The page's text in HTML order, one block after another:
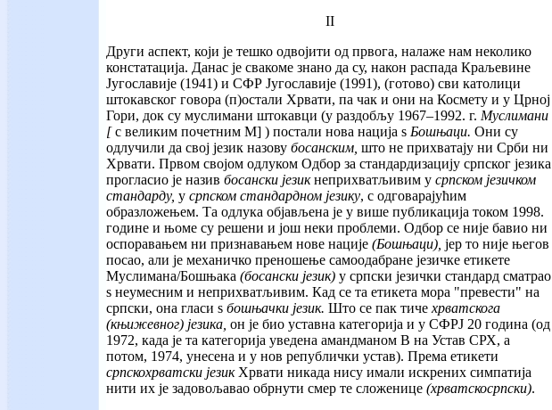
II
Други аспект, који је тешко одвојити од првога, налаже нам неколико
констатација. Данас је свакоме знано да су, након распада Краљевине
Југославије (1941) и СФР Југославије (1991), (готово) сви католици
штокавског говора (п)остали Хрвати, па чак и они на Космету и у Црној
Гори, док су муслимани штокавци (у раздобљу 1967–1992. г. Муслимани
[с великим почетним М] ) постали нова нација ѕ Бошњаци. Они су
одлучили да свој језик назову босанским, што не прихватају ни Срби ни
Хрвати. Првом својом одлуком Одбор за стандардизацију српског језика
прогласио је назив босански језикнеприхватљивим у српском језичком
стандарду, у српском стандардном језику, с одговарајућим
образложењем. Та одлука објављена је у више публикација током 1998.
године и њоме су решени и још неки проблеми. Одбор се није бавио ни
оспоравањем ни признавањем нове нације (Бошњаци), јер то није његов
посао, али је механичко преношење самоодабране језичке етикете
Муслимана/Бошњака (босански језик) у српски језички стандард сматрао
ѕ неумесним и неприхватљивим. Кад се та етикета мора "превести" на
српски, она гласи ѕ бошњачки језик. Што се пак тичехрватскога
(књижевног) језика, он је био уставна категорија и у СФРЈ 20 година (од
1972, када је та категорија уведена амандманом В на Устав СРХ, а
потом, 1974, унесена и у нов републички устав). Према етикети
српскохрватски језикХрвати никада нису имали искрених симпатија
нити их је задовољавао обрнути смер те сложенице (хрватскосрпски).